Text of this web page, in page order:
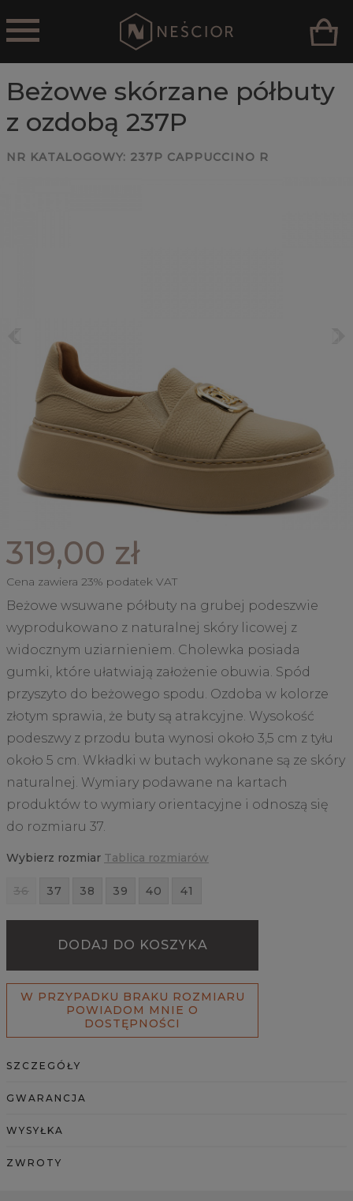
Beżowe skórzane półbuty
z ozdobą 237P
NR KATALOGOWY: 237P CAPPUCCINO R
319,00 zł
Cena zawiera 23% podatek VAT
Beżowe wsuwane półbuty na grubej podeszwie
wyprodukowano z naturalnej skóry licowej z
widocznym uziarnieniem. Cholewka posiada
gumki, które ułatwiają założenie obuwia. Spód
przyszyto do beżowego spodu. Ozdoba w kolorze
złotym sprawia, że buty są atrakcyjne. Wysokość
podeszwy z przodu buta wynosi około 3,5 cm z tyłu
około 5 cm. Wkładki w butach wykonane są ze skóry
naturalnej. Wymiary podawane na kartach
produktów to wymiary orientacyjne i odnoszą się
do rozmiaru 37.
Wybierz rozmiar Tablica rozmiarów
36 37 38 39 40 41
DODAJ DO KOSZYKA
W PRZYPADKU BRAKU ROZMIARU
POWIADOM MNIE O
DOSTĘPNOŚCI
SZCZEGÓŁY
GWARANCJA
WYSYŁKA
ZWROTY